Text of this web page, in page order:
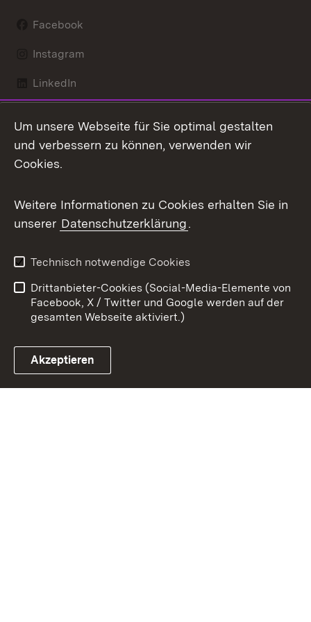
Facebook
Instagram
LinkedIn
X / Twitter
Youtube
Link zum Landesportal
Kontakt
Datenschutz
Barrierefreiheit
Impressum
Cookies
Um unsere Webseite für Sie optimal gestalten
und verbessern zu können, verwenden wir
Cookies.
Weitere Informationen zu Cookies erhalten Sie in
unserer Datenschutzerklärung.
Technisch notwendige Cookies
Drittanbieter-Cookies (Social-Media-Elemente von
Facebook, X / Twitter und Google werden auf der
gesamten Webseite aktiviert.)
Akzeptieren